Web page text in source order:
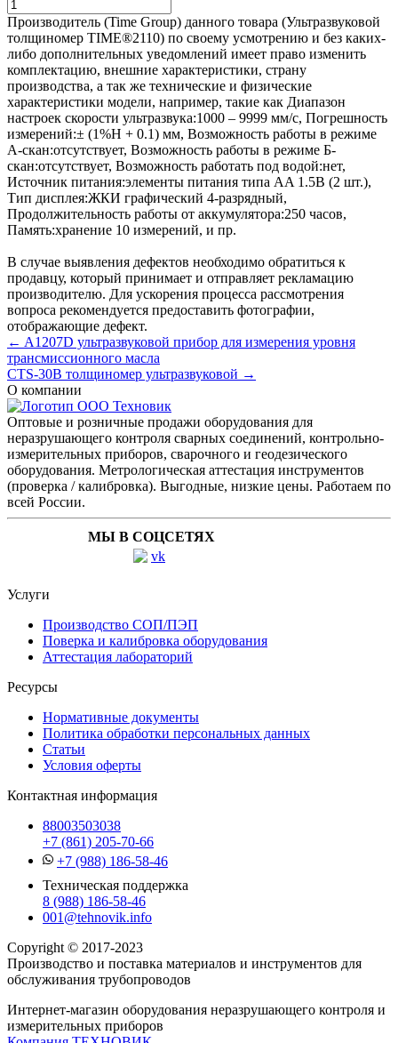
Производитель (Time Group) данного товара (Ультразвуковой
толщиномер TIME®2110) по своему усмотрению и без каких-
либо дополнительных уведомлений имеет право изменить
комплектацию, внешние характеристики, страну
производства, а так же технические и физические
характеристики модели, например, такие как Диапазон
настроек скорости ультразвука:1000 – 9999 мм/с, Погрешность
измерений:± (1%Н + 0.1) мм, Возможность работы в режиме
А-скан:отсутствует, Возможность работы в режиме Б-
скан:отсутствует, Возможность работать под водой:нет,
Источник питания:элементы питания типа AA 1.5В (2 шт.),
Тип дисплея:ЖКИ графический 4-разрядный,
Продолжительность работы от аккумулятора:250 часов,
Память:хранение 10 измерений, и пр.
В случае выявления дефектов необходимо обратиться к
продавцу, который принимает и отправляет рекламацию
производителю. Для ускорения процесса рассмотрения
вопроса рекомендуется предоставить фотографии,
отображающие дефект.
← A1207D ультразвуковой прибор для измерения уровня
трансмиссионного масла
CTS-30B толщиномер ультразвуковой →
О компании
Оптовые и розничные продажи оборудования для
неразрушающего контроля сварных соединений, контрольно-
измерительных приборов, сварочного и геодезического
оборудования. Метрологическая аттестация инструментов
(проверка / калибровка). Выгодные, низкие цены. Работаем по
всей России.
МЫ В СОЦСЕТЯХ
Услуги
Производство СОП/ПЭП
Поверка и калибровка оборудования
Аттестация лабораторий
Ресурсы
Нормативные документы
Политика обработки персональных данных
Статьи
Условия оферты
Контактная информация
88003503038
+7 (861) 205-70-66
+7 (988) 186-58-46
Техническая поддержка
8 (988) 186-58-46
001@tehnovik.info
Copyright © 2017-2023
Производство и поставка материалов и инструментов для
обслуживания трубопроводов
Интернет-магазин оборудования неразрушающего контроля и
измерительных приборов